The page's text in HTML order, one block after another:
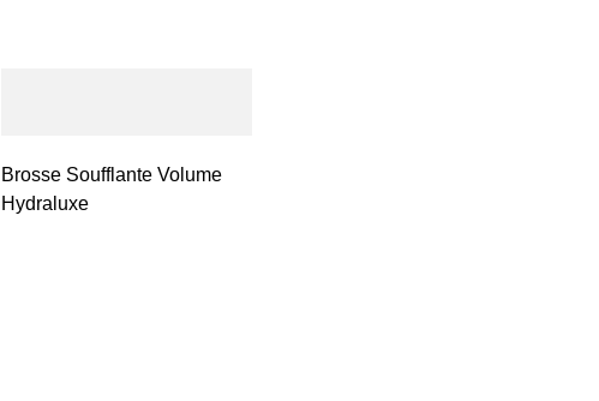
Brosse Soufflante Volume
Hydraluxe